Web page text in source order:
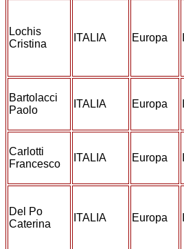
Lochis
Cristina
ITALIA Europa
Bartolacci
Paolo
ITALIA Europa
Carlotti
Francesco
ITALIA Europa
Del Po
Caterina
ITALIA Europa